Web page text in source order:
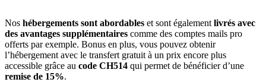
Nos hébergements sont abordables et sont également livrés avec
des avantages supplémentaires comme des comptes mails pro
offerts par exemple. Bonus en plus, vous pouvez obtenir
l’hébergement avec le transfert gratuit à un prix encore plus
accessible grâce au code CH514 qui permet de bénéficier d’une
remise de 15%.